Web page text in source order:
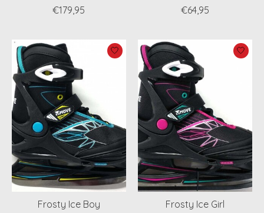
€179,95
€64,95
Frosty Ice Boy
Frosty Ice Girl